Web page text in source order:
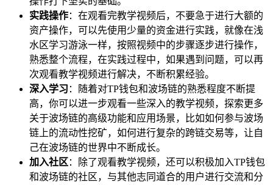
实践操作：在观看完教学视频后，不要急于进行大额的
资产操作，可以先使用少量的资金进行实践，就像在浅
水区学习游泳一样，按照视频中的步骤逐步进行操作，
熟悉整个流程，在实践过程中，如果遇到问题，可以再
次观看教学视频进行解决，不断积累经验。
深入学习 ：随着对TP钱包和波场链的熟悉程度不断提
高，你可以进一步观看一些深入的教学视频，探索更多
关于波场链的高级功能和应用场景，比如如何参与波场
链上的流动性挖矿，如何进行复杂的跨链交易等，让自
己在波场链的世界中不断成长。
加入社区 ：除了观看教学视频，还可以积极加入TP钱包
和波场链的社区，与其他志同道合的用户进行交流和分